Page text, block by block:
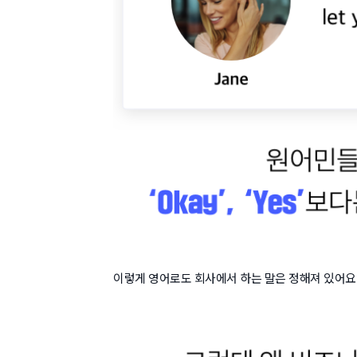
이렇게 영어로도 회사에서 하는 말은 정해져 있어